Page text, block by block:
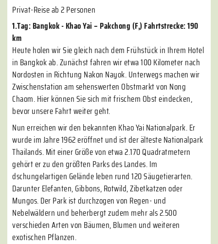
Privat-Reise ab 2 Personen
1.Tag: Bangkok - Khao Yai – Pakchong (F,) Fahrtstrecke: 190
km
Heute holen wir Sie gleich nach dem Frühstück in Ihrem Hotel
in Bangkok ab. Zunächst fahren wir etwa 100 Kilometer nach
Nordosten in Richtung Nakon Nayok. Unterwegs machen wir
Zwischenstation am sehenswerten Obstmarkt von Nong
Chaom. Hier können Sie sich mit frischem Obst eindecken,
bevor unsere Fahrt weiter geht.
Nun erreichen wir den bekannten Khao Yai Nationalpark. Er
wurde im Jahre 1962 eröffnet und ist der älteste Nationalpark
Thailands. Mit einer Größe von etwa 2.170 Quadratmetern
gehört er zu den größten Parks des Landes. Im
dschungelartigen Gelände leben rund 120 Säugetierarten.
Darunter Elefanten, Gibbons, Rotwild, Zibetkatzen oder
Mungos. Der Park ist durchzogen von Regen- und
Nebelwäldern und beherbergt zudem mehr als 2.500
verschieden Arten von Bäumen, Blumen und weiteren
exotischen Pflanzen.